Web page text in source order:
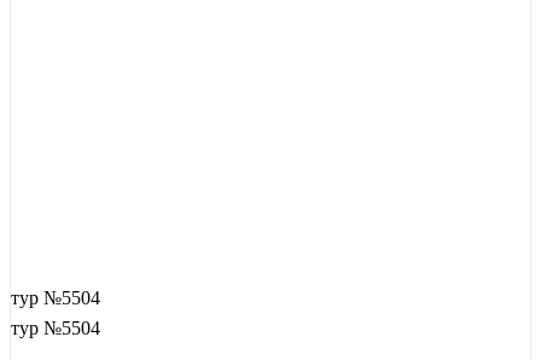
тур №5504
тур №5504